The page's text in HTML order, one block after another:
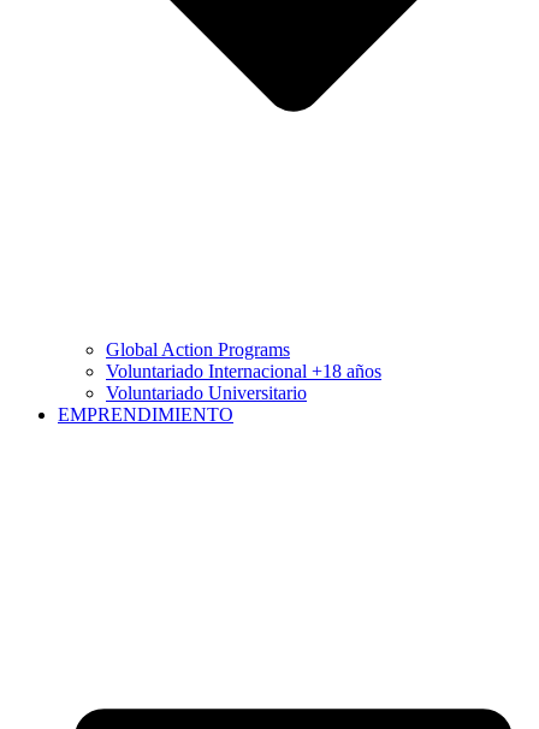
Global Action Programs
Voluntariado Internacional +18 años
Voluntariado Universitario
EMPRENDIMIENTO